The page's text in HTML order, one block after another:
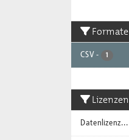
Formate
CSV - 1
Lizenzen
Datenlizenz...